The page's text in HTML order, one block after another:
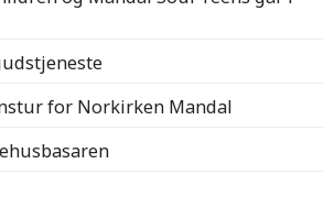
for Norkirken Mandal